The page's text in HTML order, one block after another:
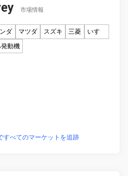
市場情報
ダ マツダ スズキ 三菱
いすゞ
動機
べてのマーケットを追跡